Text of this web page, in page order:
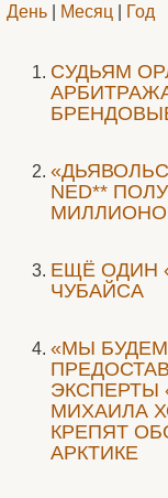
День Месяц Год
CУДЬЯМ
NED**
ЕЩЁ ОДИН
ЧУБАЙСА
«МЫ
ЭКСПЕРТЫ
МИХАИЛА
КРЕПЯТ
АРКТИКЕ